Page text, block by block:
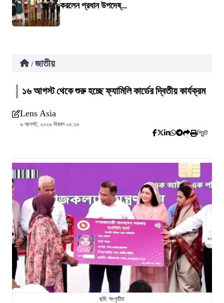
করলেন প্রধান উপদেষ্...
/ জাতীয়
১৬ আগস্ট থেকে শুরু হচ্ছে ফ্যামিলি কার্ডের দ্বিতীয় কার্যক্রম
Lens Asia
৬ আগস্ট, ২০২৬ বিকাল ০৫:২৮
প্রিন্ট
ছবি: সংগৃহীত